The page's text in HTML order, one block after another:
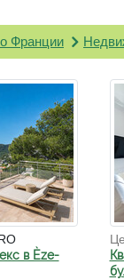
Франции
в Èze-